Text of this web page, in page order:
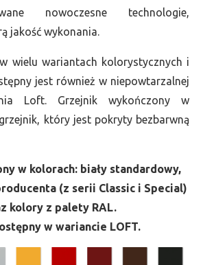
nowoczesne technologie,
jakość wykonania.
wielu wariantach kolorystycznych i
jest również w niepowtarzalnej
Loft. Grzejnik wykończony w
który jest pokryty bezbarwną
w kolorach: biały standardowy,
(z serii Classic i Special)
kolory z palety RAL.
w wariancie LOFT.